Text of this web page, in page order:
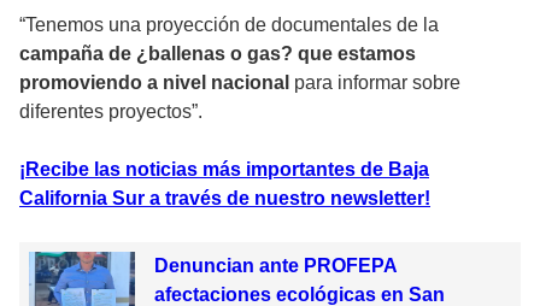
“Tenemos una proyección de documentales de la
campaña de ¿ballenas o gas? que estamos
promoviendo a nivel nacional para informar sobre
diferentes proyectos”.
¡Recibe las noticias más importantes de Baja
California Sur a través de nuestro newsletter!
Denuncian ante PROFEPA
afectaciones ecológicas en San